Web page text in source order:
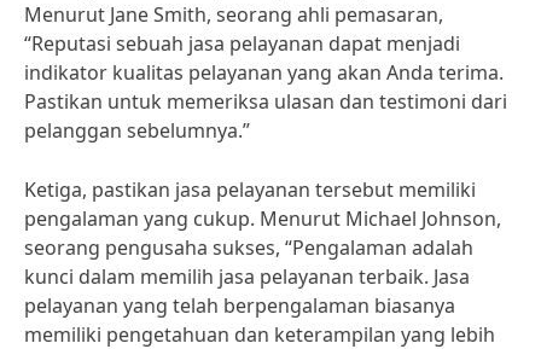
Menurut Jane Smith, seorang ahli pemasaran,
“Reputasi sebuah jasa pelayanan dapat menjadi
indikator kualitas pelayanan yang akan Anda terima.
Pastikan untuk memeriksa ulasan dan testimoni dari
pelanggan sebelumnya.”
Ketiga, pastikan jasa pelayanan tersebut memiliki
pengalaman yang cukup. Menurut Michael Johnson,
seorang pengusaha sukses, “Pengalaman adalah
kunci dalam memilih jasa pelayanan terbaik. Jasa
pelayanan yang telah berpengalaman biasanya
memiliki pengetahuan dan keterampilan yang lebih